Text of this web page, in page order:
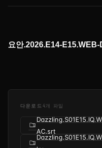
요안.2026.E14-
다운로드 4개 파일
folder_zip
AC.srt
folder_zip